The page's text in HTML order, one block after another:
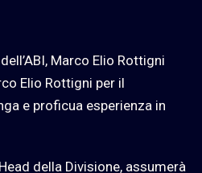
Marco Elio Rottigni
Elio Rottigni per il
e proficua esperienza in
della Divisione, assumerà